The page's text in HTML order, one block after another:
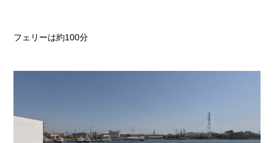
フェリーは約100分